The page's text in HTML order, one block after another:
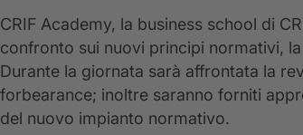
CRIF Academy, la business school di
confronto sui nuovi principi normativi,
Durante la giornata sarà affrontata la
forbearance; inoltre saranno forniti
del nuovo impianto normativo.